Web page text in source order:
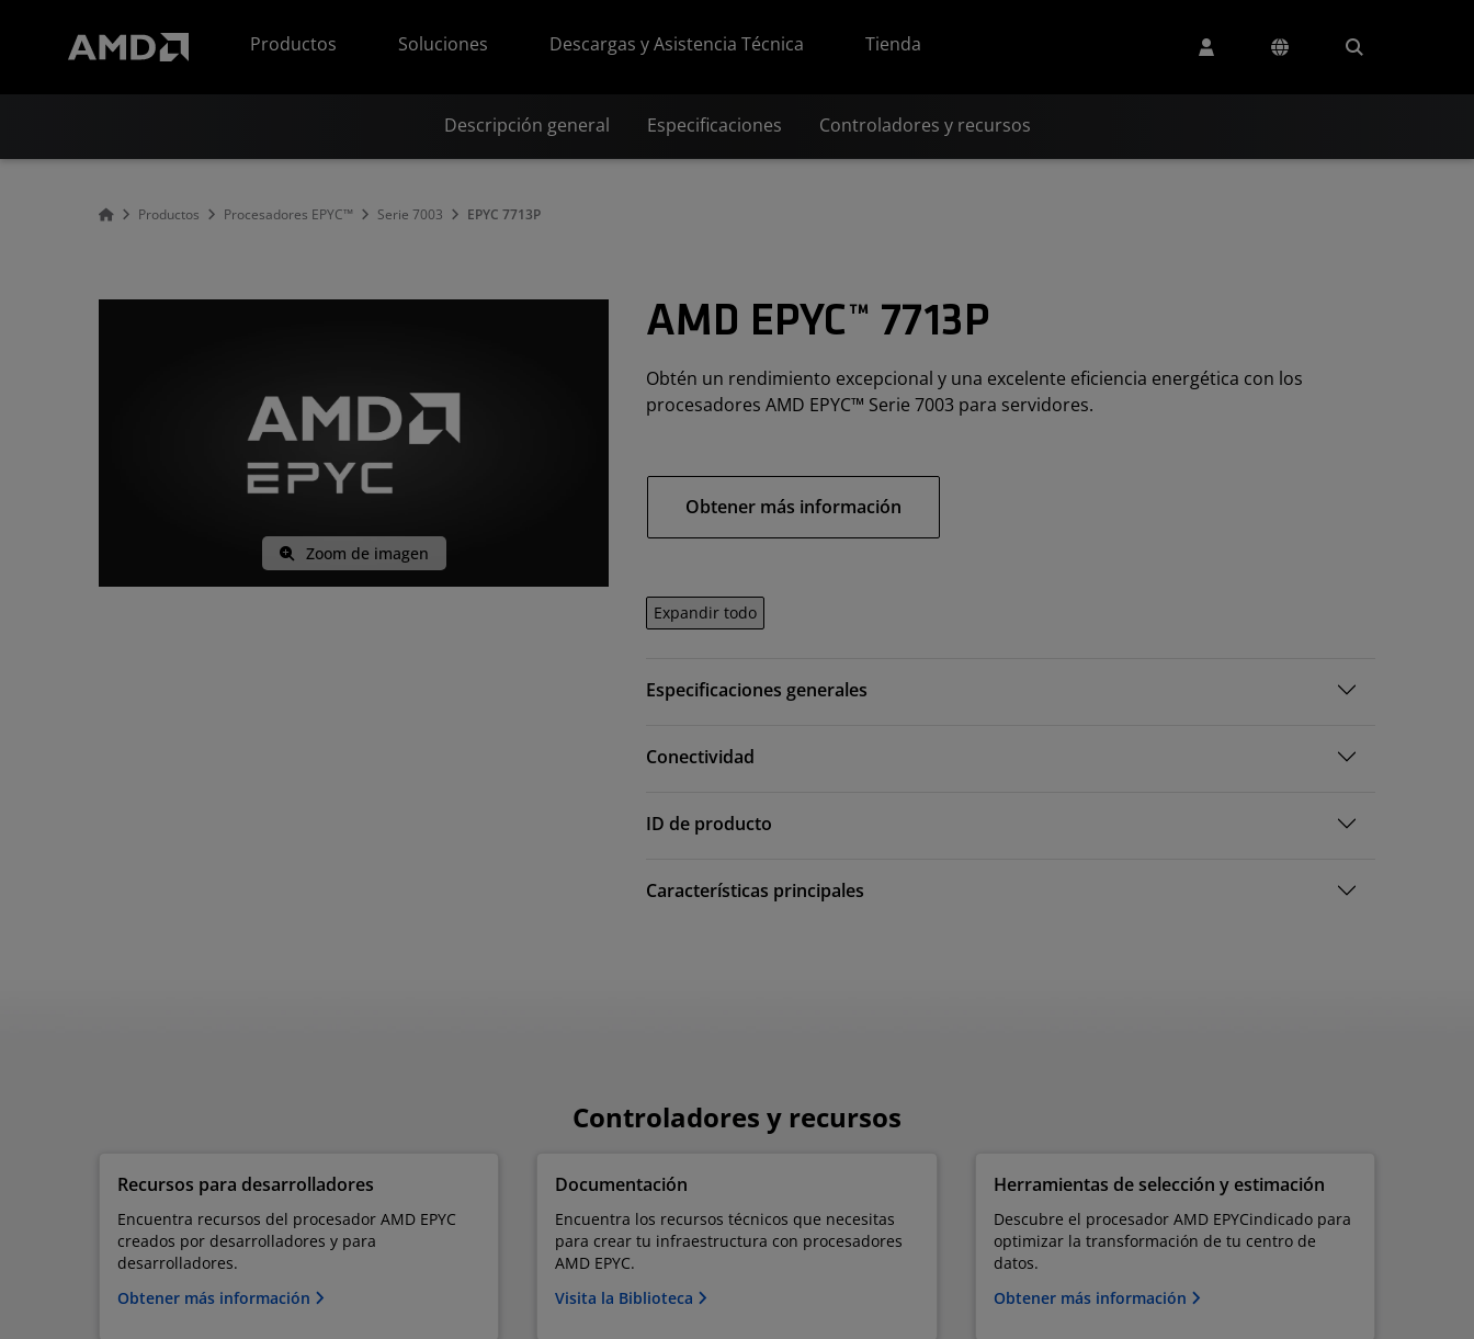
Productos
Soluciones Descargas y Asistencia Técnica Tienda
Descripción general Especificaciones Controladores y recursos
Productos Procesadores EPYC™ Serie 7003 EPYC 7713P
Zoom de imagen
AMD EPYC™ 7713P
Obtén un rendimiento excepcional y una excelente eficiencia energética con los
procesadores AMD EPYC™ Serie 7003 para servidores.
Obtener más información
Expandir todo
Especificaciones generales
Conectividad
ID de producto
Características principales
Controladores y recursos
Recursos para desarrolladores
Encuentra recursos del procesador AMD EPYC
creados por desarrolladores y para
desarrolladores.
Obtener más información
Documentación
Encuentra los recursos técnicos que necesitas
para crear tu infraestructura con procesadores
AMD EPYC.
Visita la Biblioteca
Herramientas de selección y estimación
Descubre el procesador AMD EPYC​indicado para
optimizar la transformación de tu centro de
datos.
Obtener más información